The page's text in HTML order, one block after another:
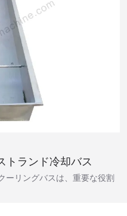
トランド冷却バス
リングバスは、重要な役割